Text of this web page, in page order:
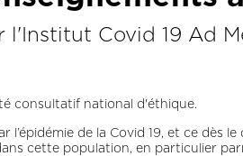
l'Institut Covid 19 Ad
consultatif national d'éthique.
de la Covid 19, et ce dès le
cette population, en particulier